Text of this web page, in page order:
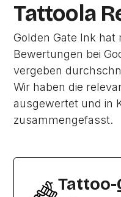
Tattoola
Golden Gate Ink hat
Bewertungen bei
vergeben
Wir haben die
ausgewertet und in
zusammengefasst.